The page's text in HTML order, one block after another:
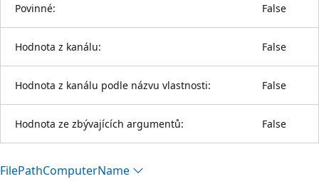
Povinné: False
Hodnota z kanálu: False
Hodnota z kanálu podle názvu vlastnosti: False
Hodnota ze zbývajících argumentů: False
FilePathComputerName